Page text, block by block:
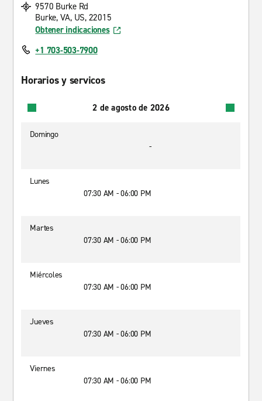
9570 Burke Rd
Burke, VA, US, 22015
Obtener indicaciones
+1 703-503-7900
Horarios y servicos
2 de agosto de 2026
Domingo
-
Lunes
07:30 AM - 06:00 PM
Martes
07:30 AM - 06:00 PM
Miércoles
07:30 AM - 06:00 PM
Jueves
07:30 AM - 06:00 PM
Viernes
07:30 AM - 06:00 PM